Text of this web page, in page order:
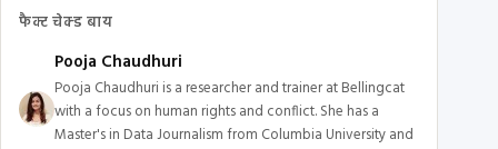
फैक्ट चेक्ड बाय
Pooja Chaudhuri
Pooja Chaudhuri is a researcher and trainer at Bellingcat
with a focus on human rights and conflict. She has a
Master's in Data Journalism from Columbia University and